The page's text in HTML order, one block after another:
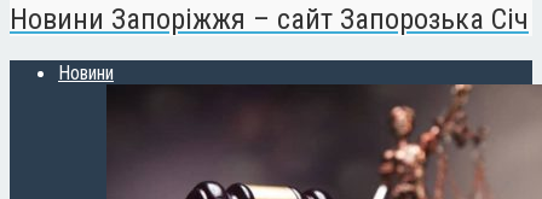
Новини Запоріжжя – сайт Запорозька Січ
Новини